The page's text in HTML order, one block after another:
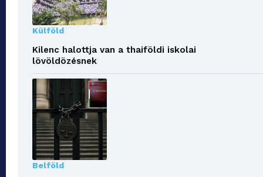
Külföld
Kilenc halottja van a thaiföldi iskolai
lövöldözésnek
Belföld